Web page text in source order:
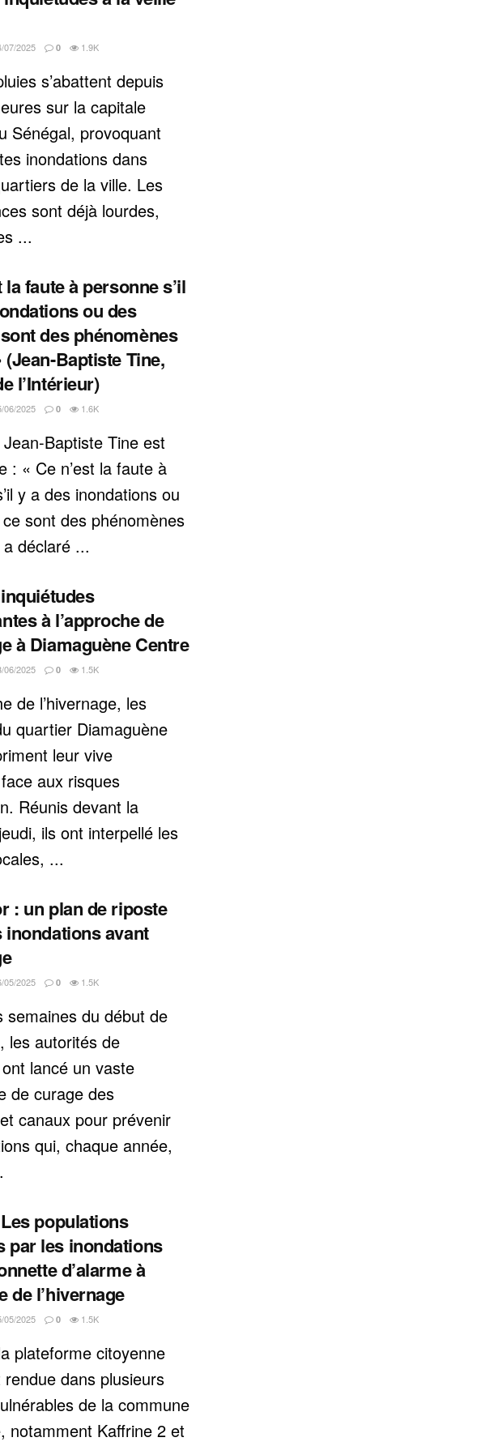
07/2025 0 1.9K
s’abattent depuis
sur la capitale
Sénégal, provoquant
inondations dans
de la ville. Les
sont déjà lourdes,
...
la faute à personne s’il
ou des
des phénomènes
Baptiste Tine,
l’Intérieur)
06/2025 0 1.6K
Baptiste Tine est
: « Ce n’est la faute à
y a des inondations ou
sont des phénomènes
déclaré ...
à l’approche de
à Diamaguène Centre
06/2025 0 1.5K
de l’hivernage, les
quartier Diamaguène
leur vive
aux risques
Réunis devant la
ils ont interpellé les
...
: un plan de riposte
inondations avant
05/2025 0 1.5K
semaines du début de
les autorités de
lancé un vaste
de curage des
canaux pour prévenir
qui, chaque année,
populations
par les inondations
d’alarme à
de l’hivernage
05/2025 0 1.5K
plateforme citoyenne
rendue dans plusieurs
de la commune
notamment Kaffrine 2 et